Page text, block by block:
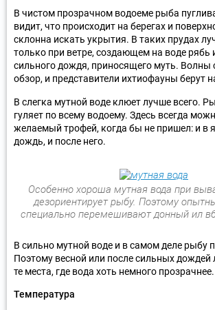
В чистом прозрачном водоеме рыба
видит, что происходит на берегах и
склонна искать укрытия. В таких прудах
только при ветре, создающем на воде рябь
сильного дождя, приносящего муть.
обзор, и представители ихтиофауны берут
В слегка мутной воде клюет лучше всего.
гуляет по всему водоему. Здесь всегда
желаемый трофей, когда бы не пришел: и в
дождь, и после него.
Особенно хороша мутная вода при
дезориентирует рыбу. Поэтому
специально перемешивают донный ил
В сильно мутной воде и в самом деле рыбу
Поэтому весной или после сильных
те места, где вода хоть немного прозрачнее.
Температура